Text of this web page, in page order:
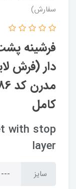
سفارش)
دار (فرش
کامل
with stop
layer
سایز